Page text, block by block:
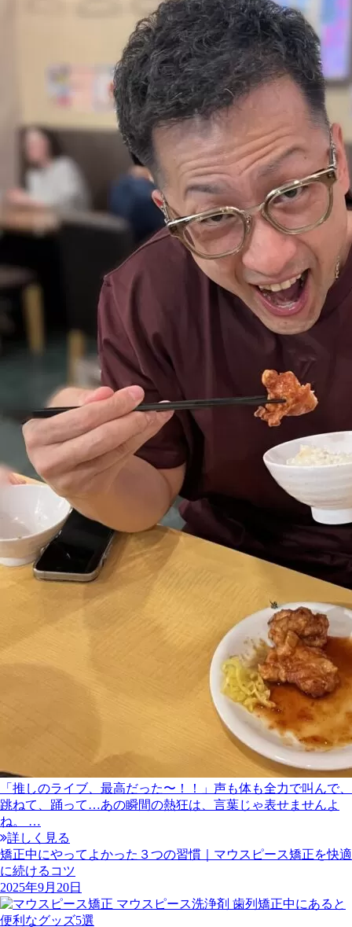
「推しのライブ、最高だった〜！！」声も体も全力で叫んで、
跳ねて、踊って…あの瞬間の熱狂は、言葉じゃ表せませんよ
ね。 …
詳しく見る
矯正中にやってよかった３つの習慣｜マウスピース矯正を快適
に続けるコツ
2025年9月20日